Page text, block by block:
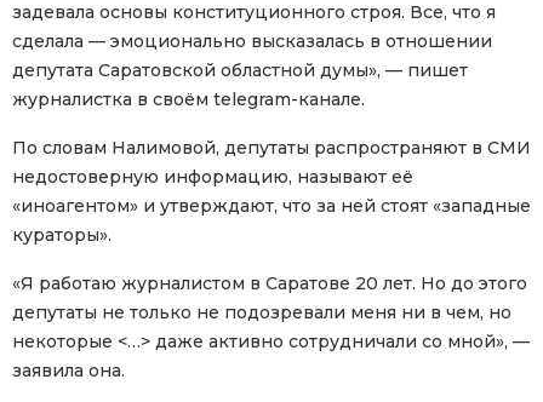
задевала основы конституционного строя. Все, что я
сделала — эмоционально высказалась в отношении
депутата Саратовской областной думы», — пишет
журналистка в своём telegram-канале.
По словам Налимовой, депутаты распространяют в СМИ
недостоверную информацию, называют её
«иноагентом» и утверждают, что за ней стоят «западные
кураторы».
«Я работаю журналистом в Саратове 20 лет. Но до этого
депутаты не только не подозревали меня ни в чем, но
некоторые <…> даже активно сотрудничали со мной», —
заявила она.